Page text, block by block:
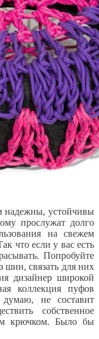
надежны, устойчивы
прослужат долго
на свежем
что если у вас есть
Попробуйте
шин, связать для них
дизайнер широкой
коллекция пуфов
думаю, не составит
собственное
крючком. Было бы